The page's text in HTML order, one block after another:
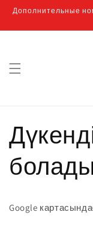
к
Дополнительные
Google